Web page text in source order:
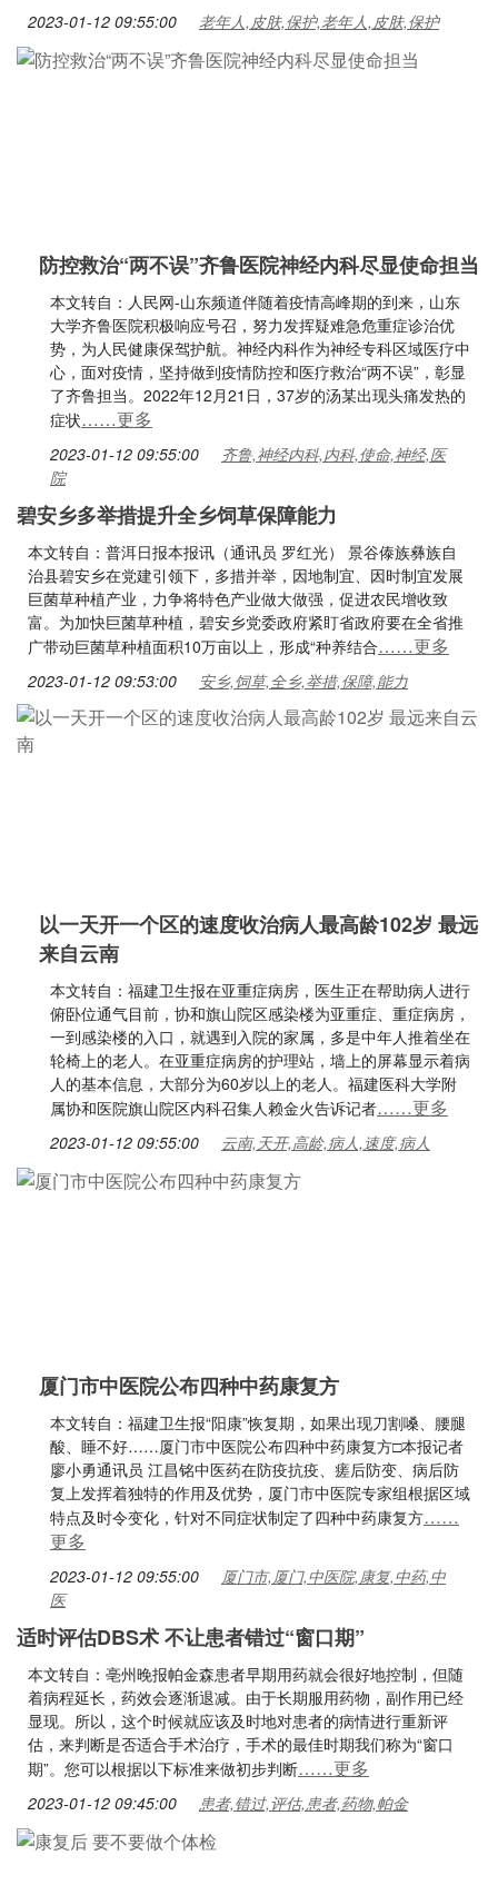
2023-01-12 09:55:00 老年人,皮肤,保护,老年人,皮肤,保护
防控救治“两不误”齐鲁医院神经内科尽显使命担当
本文转自：人民网-山东频道伴随着疫情高峰期的到来，山东
大学齐鲁医院积极响应号召，努力发挥疑难急危重症诊治优
势，为人民健康保驾护航。神经内科作为神经专科区域医疗中
心，面对疫情，坚持做到疫情防控和医疗救治“两不误”，彰显
了齐鲁担当。2022年12月21日，37岁的汤某出现头痛发热的
症状……更多
2023-01-12 09:55:00
齐鲁,神经内科,内科,使命,神经,医
院
碧安乡多举措提升全乡饲草保障能力
本文转自：普洱日报本报讯（通讯员 罗红光） 景谷傣族彝族自
治县碧安乡在党建引领下，多措并举，因地制宜、因时制宜发展
巨菌草种植产业，力争将特色产业做大做强，促进农民增收致
富。为加快巨菌草种植，碧安乡党委政府紧盯省政府要在全省推
广带动巨菌草种植面积10万亩以上，形成“种养结合……更多
2023-01-12 09:53:00 安乡,饲草,全乡,举措,保障,能力
以一天开一个区的速度收治病人最高龄102岁 最远
来自云南
本文转自：福建卫生报在亚重症病房，医生正在帮助病人进行
俯卧位通气目前，协和旗山院区感染楼为亚重症、重症病房，
一到感染楼的入口，就遇到入院的家属，多是中年人推着坐在
轮椅上的老人。在亚重症病房的护理站，墙上的屏幕显示着病
人的基本信息，大部分为60岁以上的老人。福建医科大学附
属协和医院旗山院区内科召集人赖金火告诉记者……更多
2023-01-12 09:55:00 云南,天开,高龄,病人,速度,病人
厦门市中医院公布四种中药康复方
本文转自：福建卫生报“阳康”恢复期，如果出现刀割嗓、腰腿
酸、睡不好……厦门市中医院公布四种中药康复方□本报记者
廖小勇通讯员 江昌铭中医药在防疫抗疫、瘥后防变、病后防
复上发挥着独特的作用及优势，厦门市中医院专家组根据区域
特点及时令变化，针对不同症状制定了四种中药康复方……
更多
2023-01-12 09:55:00
厦门市,厦门,中医院,康复,中药,中
医
适时评估DBS术 不让患者错过“窗口期”
本文转自：亳州晚报帕金森患者早期用药就会很好地控制，但随
着病程延长，药效会逐渐退减。由于长期服用药物，副作用已经
显现。所以，这个时候就应该及时地对患者的病情进行重新评
估，来判断是否适合手术治疗，手术的最佳时期我们称为“窗口
期”。您可以根据以下标准来做初步判断……更多
2023-01-12 09:45:00 患者,错过,评估,患者,药物,帕金